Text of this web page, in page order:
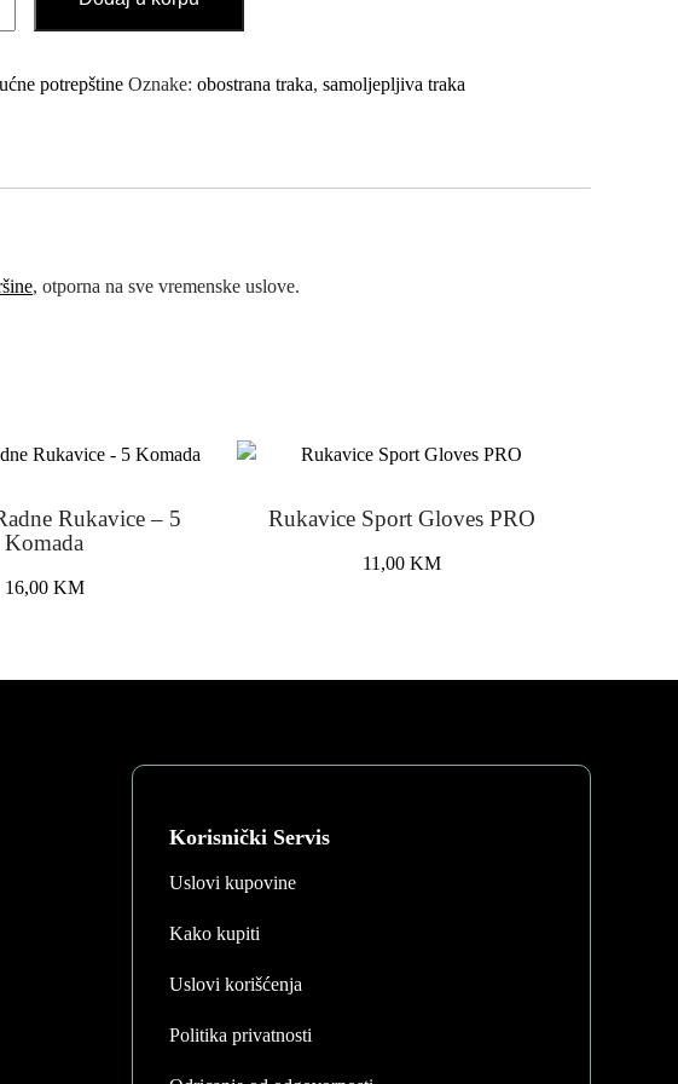
potrepštine Oznake: obostrana traka, samoljepljiva traka
, otporna na sve vremenske uslove.
Rukavice – 5
Komada
16,00 KM
Rukavice Sport Gloves PRO
11,00 KM
Korisnički Servis
Uslovi kupovine
Kako kupiti
Uslovi korišćenja
Politika privatnosti